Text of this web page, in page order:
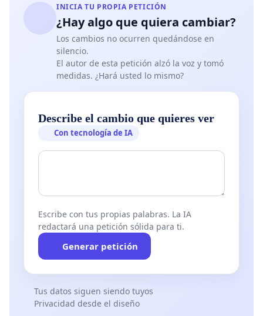
INICIA TU PROPIA PETICIÓN
¿Hay algo que quiera cambiar?
Los cambios no ocurren quedándose en
silencio.
El autor de esta petición alzó la voz y tomó
medidas. ¿Hará usted lo mismo?
Describe el cambio que quieres ver
Con tecnología de IA
Escribe con tus propias palabras. La IA
redactará una petición sólida para ti.
Generar petición
Tus datos siguen siendo tuyos
Privacidad desde el diseño